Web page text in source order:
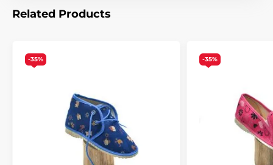
lining
model name
Related Products
-35% -35%